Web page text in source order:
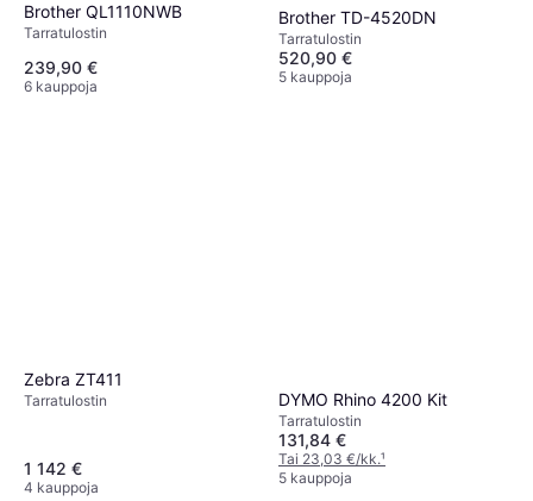
Brother QL1110NWB
Tarra­tulostin
239,90 €
6 kauppoja
Brother TD-4520DN
Tarra­tulostin
520,90 €
5 kauppoja
Zebra ZT411
Tarra­tulostin
1 142 €
4 kauppoja
DYMO Rhino 4200 Kit
Tarra­tulostin
131,84 €
Tai 23,03 €/kk.¹
5 kauppoja